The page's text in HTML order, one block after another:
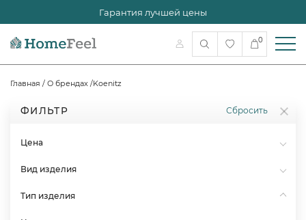
Гарантия лучшей цены
0
Главная / О брендах /Koenitz
ФИЛЬТР Сбросить
Цена
Вид изделия
Тип изделия